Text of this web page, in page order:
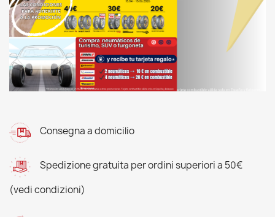
Consegna a domicilio
Spedizione gratuita per ordini superiori a 50€
(vedi condizioni)